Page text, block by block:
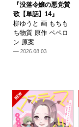
『没落令嬢の悪党賛
歌【単話】14』
柳ゆうと 画 もちも
ち物質 原作 ペペロ
ン 原案
— 2026.08.03